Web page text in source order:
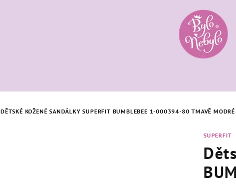
DĚTSKÉ KOŽENÉ SANDÁLKY SUPERFIT BUMBLEBEE 1-000394-80 TMAVĚ MODRÉ
SUPERFIT